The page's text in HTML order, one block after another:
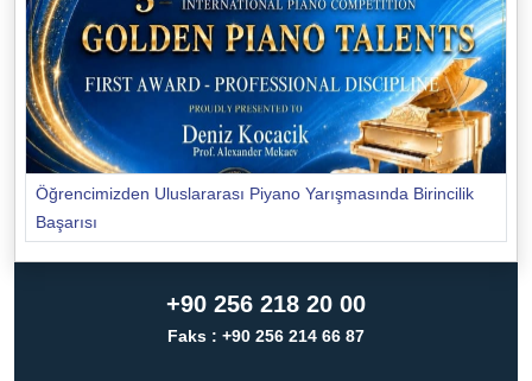
Öğrencimizden Uluslararası Piyano Yarışmasında Birincilik
Başarısı
+90 256 218 20 00
Faks : +90 256 214 66 87